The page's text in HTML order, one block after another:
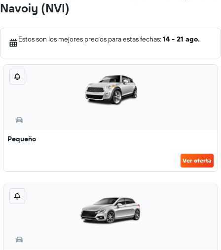
Navoiy (NVI)
Estos son los mejores precios para estas fechas: 14 - 21 ago.
Pequeño
Ver oferta